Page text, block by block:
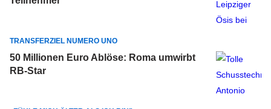
TRANSFERZIEL NUMERO UNO
50 Millionen Euro Ablöse: Roma umwirbt
RB-Star